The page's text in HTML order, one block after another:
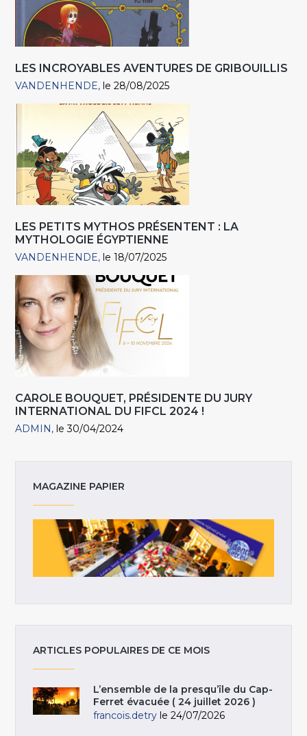
LES INCROYABLES AVENTURES DE GRIBOUILLIS
VANDENHENDE le 28/08/2025
LES PETITS MYTHOS PRÉSENTENT : LA
MYTHOLOGIE ÉGYPTIENNE
VANDENHENDE le 18/07/2025
CAROLE BOUQUET, PRÉSIDENTE DU JURY
INTERNATIONAL DU FIFCL 2024 !
ADMIN le 30/04/2024
MAGAZINE PAPIER
ARTICLES POPULAIRES DE CE MOIS
L’ensemble de la presqu’île du Cap-
Ferret évacuée ( 24 juillet 2026 )
francois.detry le 24/07/2026